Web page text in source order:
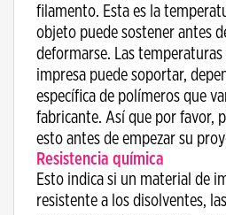
filamento. Esta es la
objeto puede sostener antes
deformarse. Las
impresa puede soportar,
específica de polímeros que
fabricante. Así que por favor,
esto antes de empezar su
Resistencia química
Esto indica si un material de
resistente a los disolventes,